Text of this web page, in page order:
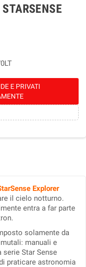
E PRIVATI
Explorer
il cielo notturno.
entra a far parte
solamente da
manuali e
serie Star Sense
praticare astronomia